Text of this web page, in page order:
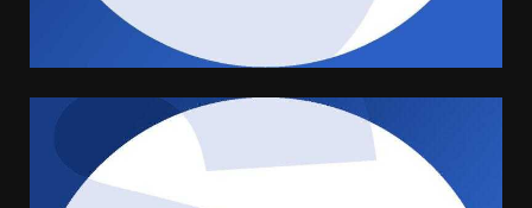
cittadina di Fratelli d’Italia,
pronta a tornare in Consiglio
comunale
6 Agosto 2026 08:00